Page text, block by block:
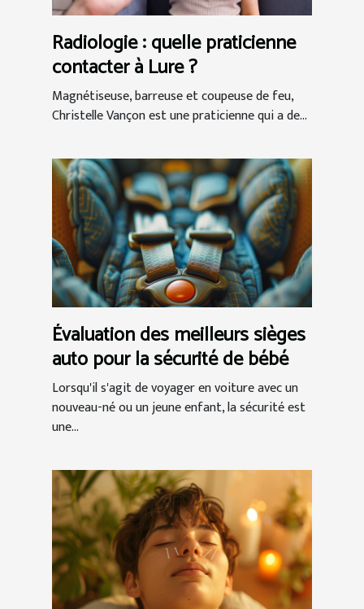
Radiologie : quelle praticienne
contacter à Lure ?
Magnétiseuse, barreuse et coupeuse de feu,
Christelle Vançon est une praticienne qui a de...
Évaluation des meilleurs sièges
auto pour la sécurité de bébé
Lorsqu'il s'agit de voyager en voiture avec un
nouveau-né ou un jeune enfant, la sécurité est
une...